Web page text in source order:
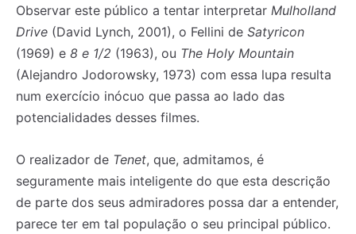
Observar este público a tentar interpretar Mulholland
Drive (David Lynch, 2001), o Fellini de Satyricon
(1969) e 8 e 1/2 (1963), ou The Holy Mountain
(Alejandro Jodorowsky, 1973) com essa lupa resulta
num exercício inócuo que passa ao lado das
potencialidades desses filmes.
O realizador de Tenet, que, admitamos, é
seguramente mais inteligente do que esta descrição
de parte dos seus admiradores possa dar a entender,
parece ter em tal população o seu principal público.